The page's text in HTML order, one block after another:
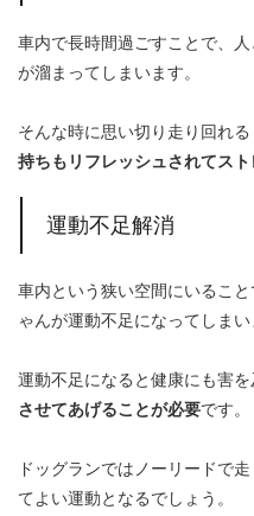
車内で長時間過ごすことで、
が溜まってしまいます。
そんな時に思い切り走り回れる
持ちもリフレッシュされてス
運動不足解消
車内という狭い空間にいるこ
ゃんが運動不足になってしまい
運動不足になると健康にも害を
させてあげることが必要です。
ドッグランではノーリードで
てよい運動となるでしょう。